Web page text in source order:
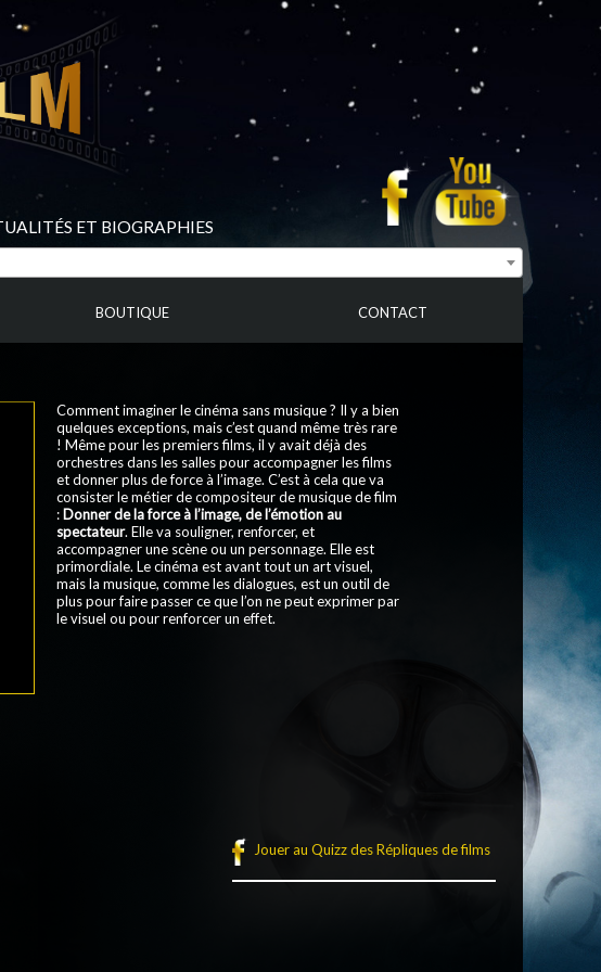
ET BIOGRAPHIES
BOUTIQUE CONTACT
Comment imaginer le cinéma sans musique ? Il y a bien
quelques exceptions, mais c’est quand même très rare
! Même pour les premiers films, il y avait déjà des
orchestres dans les salles pour accompagner les films
et donner plus de force à l’image. C’est à cela que va
consister le métier de compositeur de musique de film
:Donner de la force à l’image, de l’émotion au
spectateur. Elle va souligner, renforcer, et
accompagner une scène ou un personnage. Elle est
primordiale. Le cinéma est avant tout un art visuel,
mais la musique, comme les dialogues, est un outil de
plus pour faire passer ce que l’on ne peut exprimer par
le visuel ou pour renforcer un effet.
Jouer au Quizz des Répliques de films